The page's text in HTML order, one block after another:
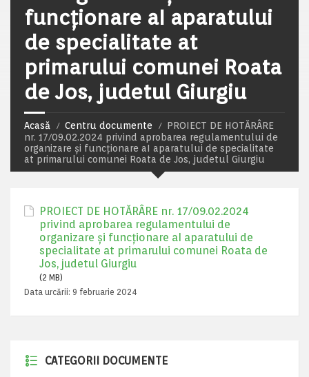
funcționare aI aparatului
de specialitate at
primarului comunei Roata
de Jos, judetul Giurgiu
Acasă Centru documente
PROIECT DE HOTĂRÂRE
nr. 17/09.02.2024 privind aprobarea regulamentului de
organizare şi funcționare aI aparatului de specialitate
at primarului comunei Roata de Jos, judetul Giurgiu
PROIECT DE HOTĂRÂRE nr. 17/09.02.2024
privind aprobarea regulamentului de
organizare şi funcționare aI aparatului de
specialitate at primarului comunei Roata de
Jos, judetul Giurgiu
(2 MB)
Data urcării: 9 februarie 2024
CATEGORII DOCUMENTE